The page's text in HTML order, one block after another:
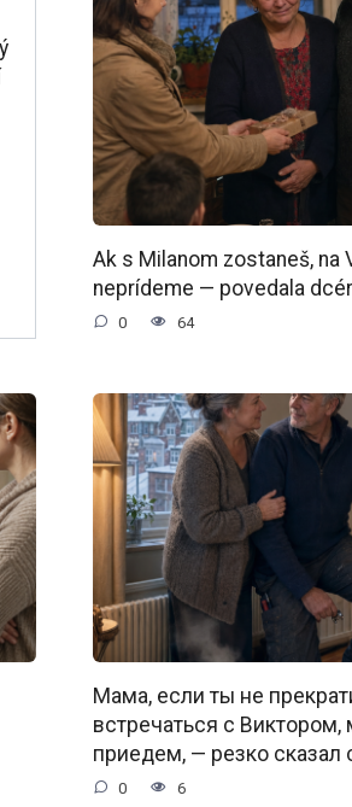
Ak s Milanom zostaneš, na
neprídeme — povedala
0 64
Мама, если ты не
встречаться с
приедем, — резко сказал
0 6